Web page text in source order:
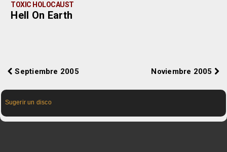
TOXIC HOLOCAUST
Hell On Earth
Septiembre 2005 Noviembre 2005
Sugerir un disco